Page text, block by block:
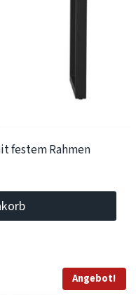
festem Rahmen
Angebot!